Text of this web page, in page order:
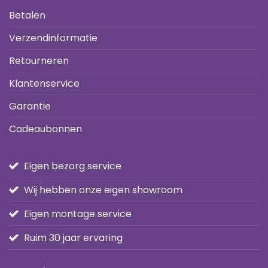
Betalen
Verzendinformatie
Retourneren
Klantenservice
Garantie
Cadeaubonnen
Eigen bezorg service
Wij hebben onze eigen showroom
Eigen montage service
Ruim 30 jaar ervaring